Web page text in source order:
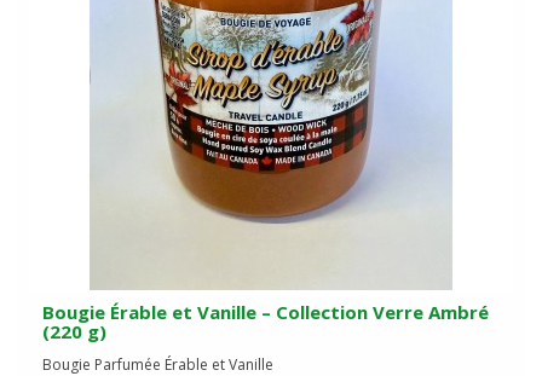
Bougie Érable et Vanille – Collection Verre Ambré
(220 g)
Bougie Parfumée Érable et Vanille